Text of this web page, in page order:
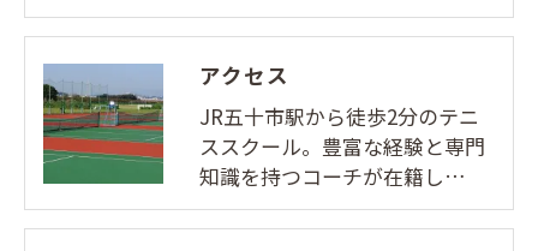
アクセス
JR五十市駅から徒歩2分のテニ
ススクール。豊富な経験と専門
知識を持つコーチが在籍し…